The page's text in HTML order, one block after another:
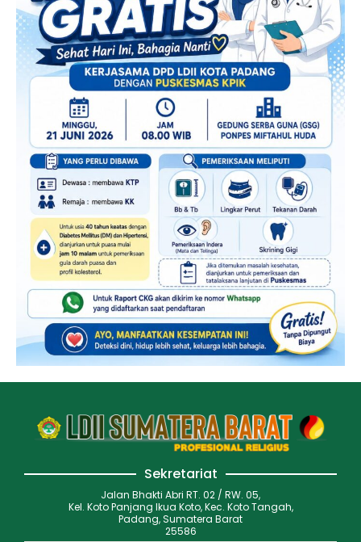
Sekretariat
Jalan Bhakti Abri RT. 02 / RW. 05,
Kel. Koto Panjang Ikua Koto, Kec. Koto Tangah,
Padang, Sumatera Barat
25586